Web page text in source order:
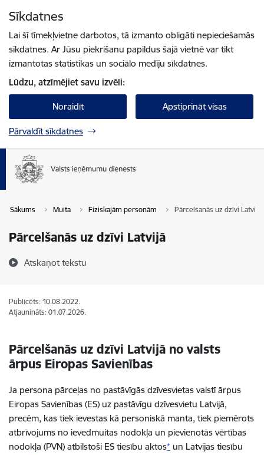
Sīkdatnes
Lai šī tīmekļvietne darbotos, tā izmanto obligāti nepieciešamās
sīkdatnes. Ar Jūsu piekrišanu papildus šajā vietnē var tikt
izmantotas statistikas un sociālo mediju sīkdatnes.
Lūdzu, atzīmējiet savu izvēli:
Noraidīt Apstiprināt visas
Pārvaldīt sīkdatnes
Sākums Muita Fiziskajām personām Pārcelšanās uz dzīvi Latvijā
Pārcelšanās uz dzīvi Latvijā
Atskaņot tekstu
Publicēts: 10.08.2022.
Atjaunināts: 01.07.2026.
Pārcelšanās uz dzīvi Latvijā no valsts
ārpus Eiropas Savienības
Ja persona pārceļas no pastāvīgās dzīvesvietas valstī ārpus
Eiropas Savienības (ES) uz pastāvīgu dzīvesvietu Latvijā,
precēm, kas tiek ievestas kā personiskā manta, tiek piemērots
atbrīvojums no ievedmuitas nodokļa un pievienotās vērtības
nodokļa (PVN) atbilstoši ES tiesību aktos* un Latvijas tiesību